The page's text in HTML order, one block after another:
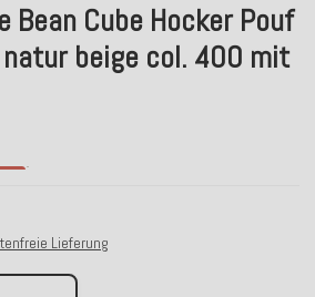
Bean Cube Hocker Pouf
beige col. 400 mit
Lieferung